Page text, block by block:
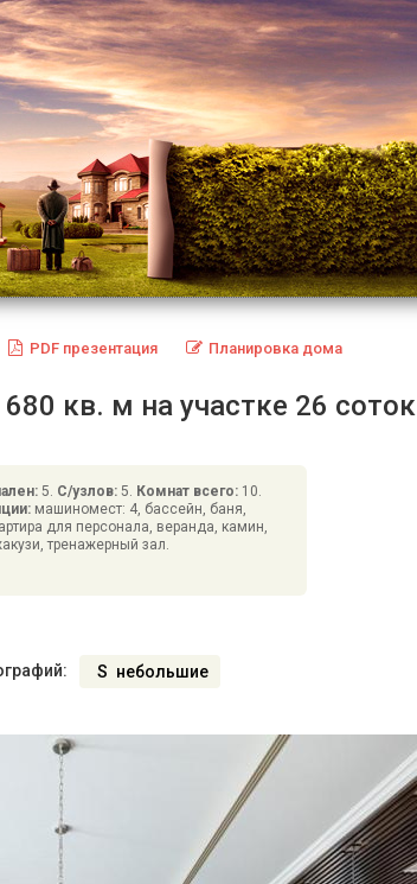
PDF презентация Планировка дома
кв. м на участке 26 соток
5. С/узлов:5. Комнат всего: 10.
машиномест: 4, бассейн, баня,
для персонала, веранда, камин,
тренажерный зал.
S небольшие